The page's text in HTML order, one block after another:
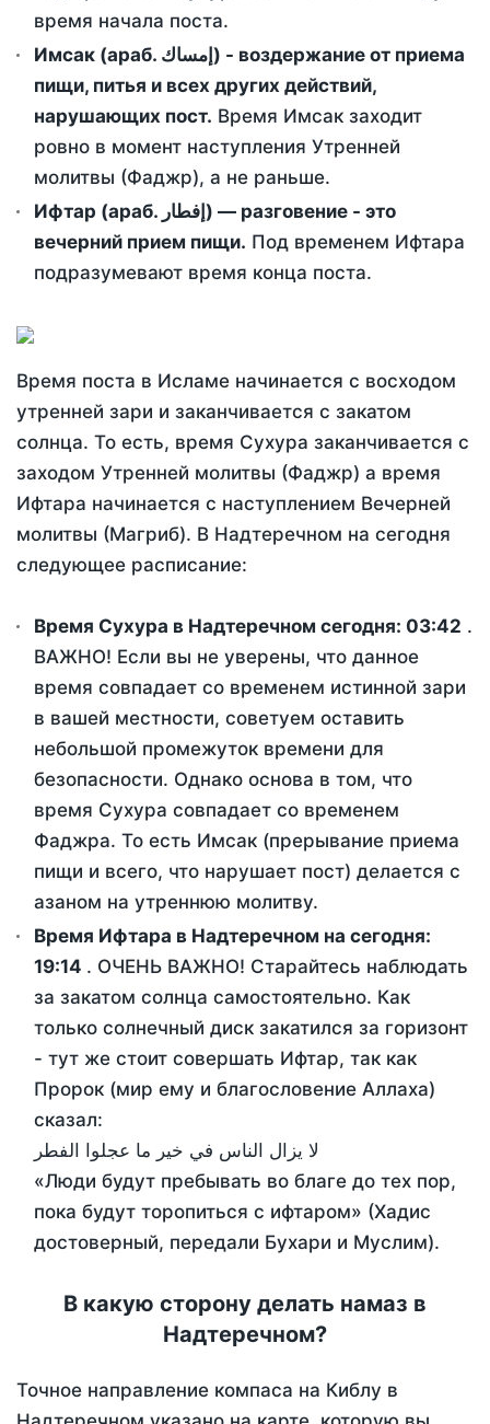
время начала поста.
Имсак (араб. إمساك) - воздержание от приема
пищи, питья и всех других действий,
нарушающих пост. Время Имсак заходит
ровно в момент наступления Утренней
молитвы (Фаджр), а не раньше.
Ифтар (араб. إفطار) — разговение - это
вечерний прием пищи. Под временем Ифтара
подразумевают время конца поста.
Время поста в Исламе начинается с восходом
утренней зари и заканчивается с закатом
солнца. То есть, время Сухура заканчивается с
заходом Утренней молитвы (Фаджр) а время
Ифтара начинается с наступлением Вечерней
молитвы (Магриб). В Надтеречном на сегодня
следующее расписание:
Время Сухура в Надтеречном сегодня: 03:42 .
ВАЖНО! Если вы не уверены, что данное
время совпадает со временем истинной зари
в вашей местности, советуем оставить
небольшой промежуток времени для
безопасности. Однако основа в том, что
время Сухура совпадает со временем
Фаджра. То есть Имсак (прерывание приема
пищи и всего, что нарушает пост) делается с
азаном на утреннюю молитву.
Время Ифтара в Надтеречном на сегодня:
19:14 . ОЧЕНЬ ВАЖНО! Старайтесь наблюдать
за закатом солнца самостоятельно. Как
только солнечный диск закатился за горизонт
- тут же стоит совершать Ифтар, так как
Пророк (мир ему и благословение Аллаха)
сказал:
لا يزال الناس في خير ما عجلوا الفطر
«Люди будут пребывать во благе до тех пор,
пока будут торопиться с ифтаром» (Хадис
достоверный, передали Бухари и Муслим).
В какую сторону делать намаз в
Надтеречном?
Точное направление компаса на Киблу в